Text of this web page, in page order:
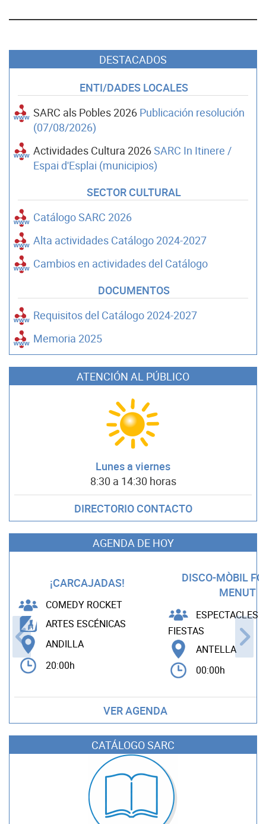
DESTACADOS
ENTI/DADES LOCALES
SARC als Pobles 2026 Publicación resolución
(07/08/2026)
Actividades Cultura 2026SARC In Itinere /
Espai d'Esplai (municipios)
SECTOR CULTURAL
Catálogo SARC 2026
Alta actividades Catálogo 2024-2027
Cambios en actividades del Catálogo
DOCUMENTOS
Requisitos del Catálogo 2024-2027
Memoria 2025
ATENCIÓN AL PÚBLICO
Lunes a viernes
8:30 a 14:30 horas
DIRECTORIO CONTACTO
AGENDA DE HOY
¡CARCAJADAS!
COMEDY ROCKET
ARTES ESCÉNICAS
ANDILLA
20:00h
DISCO-MÒBIL
MENUT
ESPECTACLES
FIESTAS
ANTELLA
00:00h
VER AGENDA
CATÁLOGO SARC